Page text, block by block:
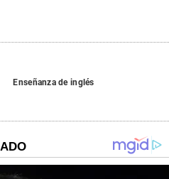
Enseñanza de inglés